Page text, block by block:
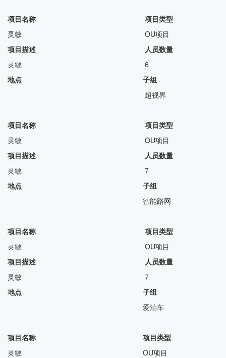
项目名称 项目类型
灵敏 OU项目
项目描述
人员数量
灵敏 6
地点 子组
超视界
项目名称 项目类型
灵敏 OU项目
项目描述
人员数量
灵敏 7
地点 子组
智能路网
项目名称 项目类型
灵敏 OU项目
项目描述
人员数量
灵敏 7
地点 子组
爱泊车
项目名称 项目类型
灵敏 OU项目